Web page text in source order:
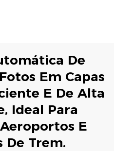
De
Em Capas
E De Alta
Ideal Para
E
De Trem.